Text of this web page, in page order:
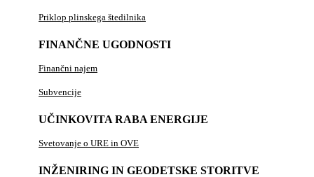
Priklop plinskega štedilnika
FINANČNE UGODNOSTI
Finančni najem
Subvencije
UČINKOVITA RABA ENERGIJE
Svetovanje o URE in OVE
INŽENIRING IN GEODETSKE STORITVE